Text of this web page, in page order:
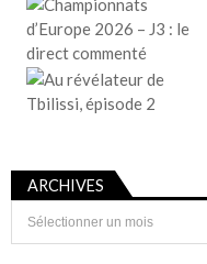
l
i
c
i
o
n
ARCHIVES
Archives